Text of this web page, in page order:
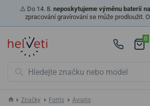
⚠️ Do 14. 8. neposkytujeme výměnu baterií
zpracování gravírování se může prodloužit.
0
Značky Fortis Aviatis